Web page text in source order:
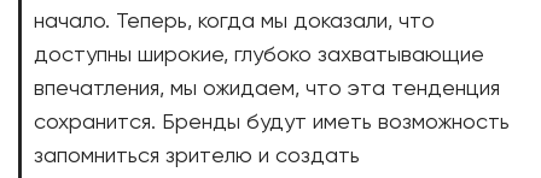
начало. Теперь, когда мы доказали, что
доступны широкие, глубоко захватывающие
впечатления, мы ожидаем, что эта тенденция
сохранится. Бренды будут иметь возможность
запомниться зрителю и создать